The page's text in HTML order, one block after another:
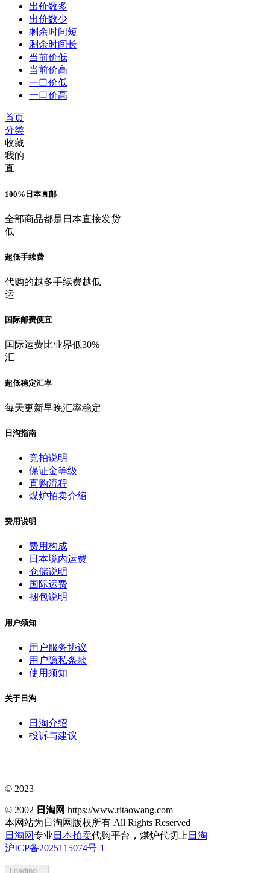
出价数多
出价数少
剩余时间短
剩余时间长
当前价低
当前价高
一口价低
一口价高
首页
分类
收藏
我的
直
100%日本直邮
全部商品都是日本直接发货
低
超低手续费
代购的越多手续费越低
运
国际邮费便宜
国际运费比业界低30%
汇
超低稳定汇率
每天更新早晚汇率稳定
日淘指南
竞拍说明
保证金等级
直购流程
煤炉拍卖介绍
费用说明
费用构成
日本境内运费
仓储说明
国际运费
捆包说明
用户须知
用户服务协议
用户隐私条款
使用须知
关于日淘
日淘介绍
投诉与建议
© 2023
© 2002 日淘网 https://www.ritaowang.com
本网站为日淘网版权所有 All Rights Reserved
日淘网专业 日本拍卖代购平台，煤炉代切上 日淘
沪ICP备2025115074号-1
Loading...